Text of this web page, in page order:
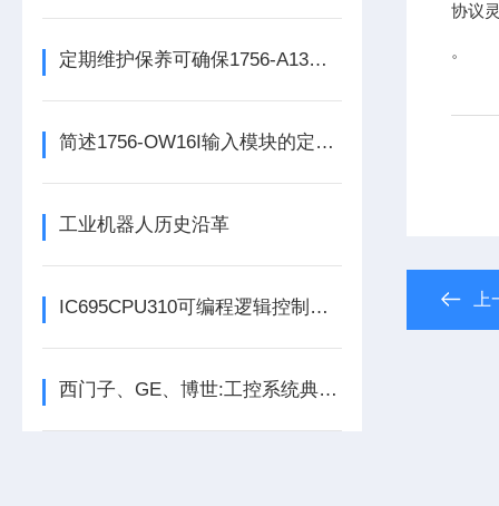
定期维护保养可确保1756-A13数字量输出模块的正常运行
简述1756-OW16I输入模块的定期维护保养建议
工业机器人历史沿革
IC695CPU310可编程逻辑控制器在各行业中具体应用分享
西门子、GE、博世:工控系统典型架构、工控安全与未来
协议
。